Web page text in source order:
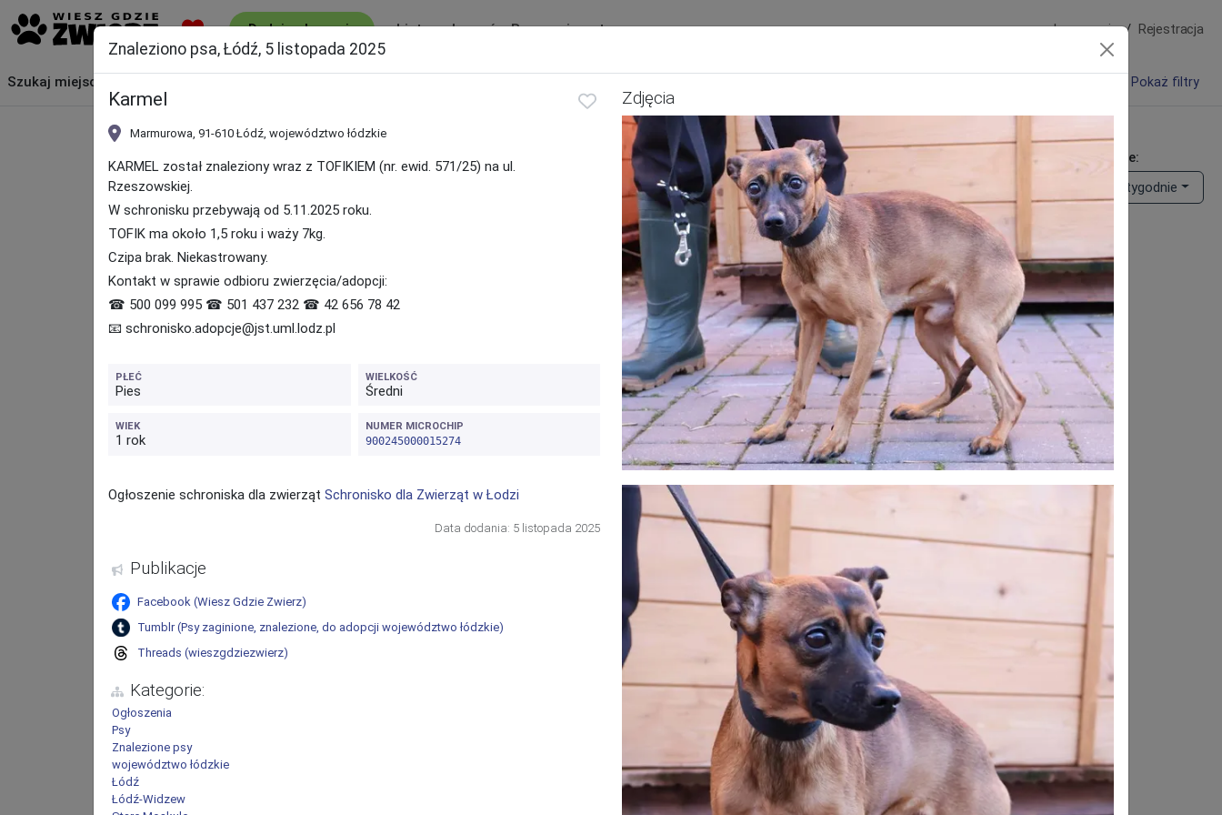
Znaleziono psa, Łódź, 5 listopada 2025
Karmel
Marmurowa, 91-610 Łódź, województwo łódzkie
KARMEL został znaleziony wraz z TOFIKIEM (nr. ewid. 571/25) na ul.
Rzeszowskiej.
W schronisku przebywają od 5.11.2025 roku.
TOFIK ma około 1,5 roku i waży 7kg.
Czipa brak. Niekastrowany.
Kontakt w sprawie odbioru zwierzęcia/adopcji:
☎ 500 099 995 ☎ 501 437 232 ☎ 42 656 78 42
📧 schronisko.adopcje@jst.uml.lodz.pl
PŁEĆ
Pies
WIELKOŚĆ
Średni
WIEK
1 rok
NUMER MICROCHIP
900245000015274
Ogłoszenie schroniska dla zwierząt Schronisko dla Zwierząt w Łodzi
Data dodania: 5 listopada 2025
Publikacje
Facebook (Wiesz Gdzie Zwierz)
Tumblr(Psy zaginione, znalezione, do adopcji województwo łódzkie)
Threads (wieszgdziezwierz)
Kategorie:
Ogłoszenia
Psy
Znalezione psy
województwo łódzkie
Łódź
Łódź-Widzew
Zdjęcia
Ostatnio zaginione i znalezione zwierzęta oraz zwierzęta do adopcji
Zwierzę:
Pies Kot
Inne
Rodzaj ogłoszenia:
Zaginął
Znaleziono
Do adopcji
Opublikowane:
Ostatnie 2 tygodnie
Wczytywanie ogłoszeń...
Pokaż filtry
Szukaj miejsca
Dodaj ogłoszenie Lista ogłoszeń Baza zwierząt Logowanie Rejestracja